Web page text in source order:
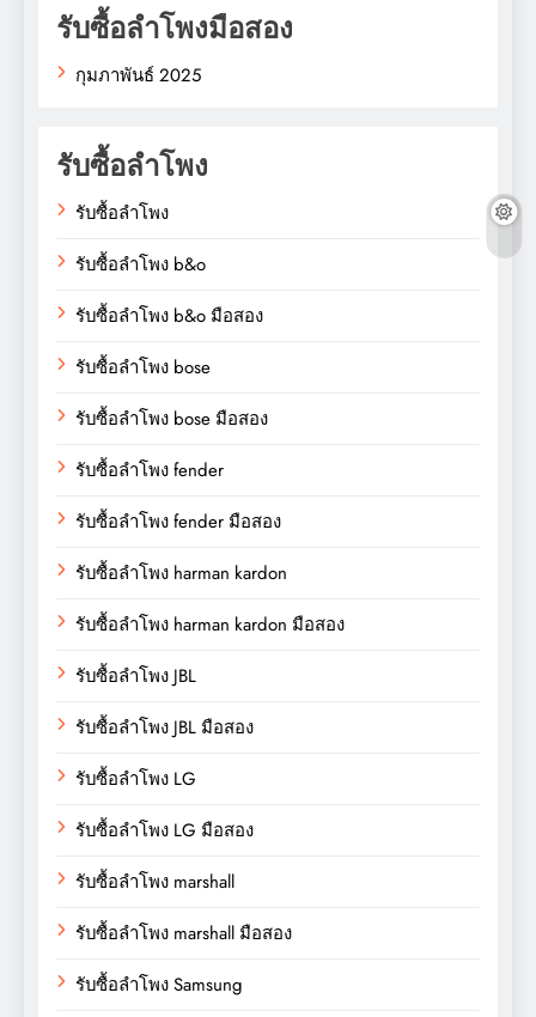
รับซื้อลำโพงมือสอง
กุมภาพันธ์ 2025
รับซื้อลำโพง
รับซื้อลำโพง
รับซื้อลำโพง b&o
รับซื้อลำโพง b&o มือสอง
รับซื้อลำโพง bose
รับซื้อลำโพง bose มือสอง
รับซื้อลำโพง fender
รับซื้อลำโพง fender มือสอง
รับซื้อลำโพง harman kardon
รับซื้อลำโพง harman kardon มือสอง
รับซื้อลำโพง JBL
รับซื้อลำโพง JBL มือสอง
รับซื้อลำโพง LG
รับซื้อลำโพง LG มือสอง
รับซื้อลำโพง marshall
รับซื้อลำโพง marshall มือสอง
รับซื้อลำโพง Samsung